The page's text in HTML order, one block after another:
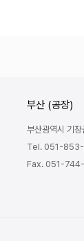
부산 (공장)
부산광역시 기
Tel. 051-
Fax. 051-